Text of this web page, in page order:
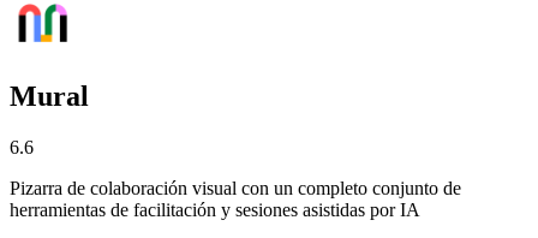
Mural
6.6
Pizarra de colaboración visual con un completo conjunto de
herramientas de facilitación y sesiones asistidas por IA